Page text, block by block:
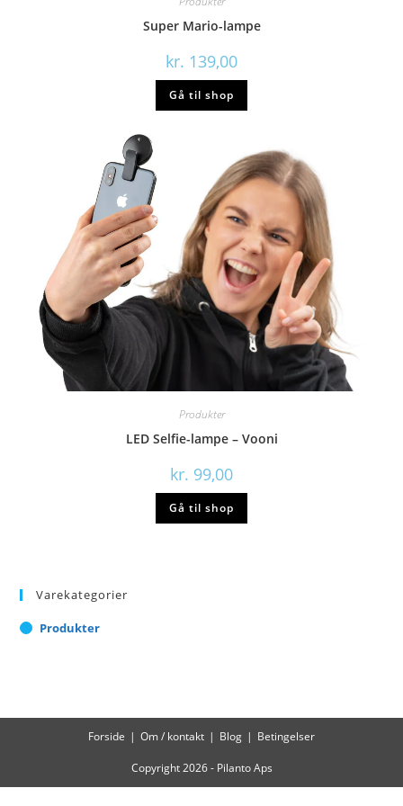
Super Mario-lampe
kr. 139,00
Gå til shop
Produkter
LED Selfie-lampe – Vooni
kr. 99,00
Gå til shop
Varekategorier
Produkter
Forside Om / kontakt Blog Betingelser
Copyright 2026 - Pilanto Aps